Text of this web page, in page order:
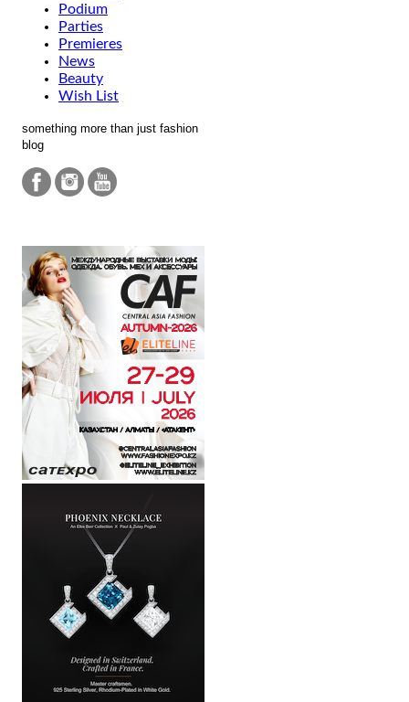
Podium
Parties
Premieres
News
Beauty
Wish List
something more than just fashion
blog